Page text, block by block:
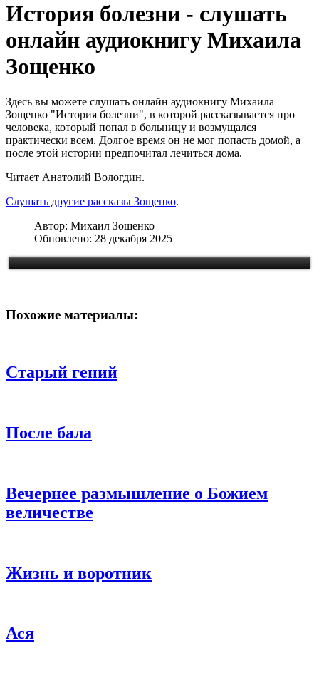
История болезни - слушать
онлайн аудиокнигу Михаила
Зощенко
Здесь вы можете слушать онлайн аудиокнигу Михаила
Зощенко "История болезни", в которой рассказывается про
человека, который попал в больницу и возмущался
практически всем. Долгое время он не мог попасть домой, а
после этой истории предпочитал лечиться дома.
Читает Анатолий Вологдин.
Слушать другие рассказы Зощенко.
Автор: Михаил Зощенко
Обновлено: 28 декабря 2025
Похожие материалы:
Старый гений
После бала
Вечернее размышление о Божием
величестве
Жизнь и воротник
Ася